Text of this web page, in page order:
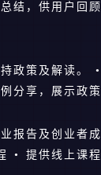
结，供用户回
政策及解读。
享，展示政策
报告及创业者
• 提供线上课